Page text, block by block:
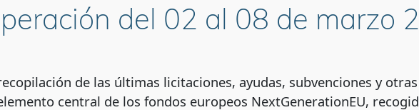
del 02 al 08 de marzo
de las últimas licitaciones, ayudas, subvenciones y
central de los fondos europeos NextGenerationEU,